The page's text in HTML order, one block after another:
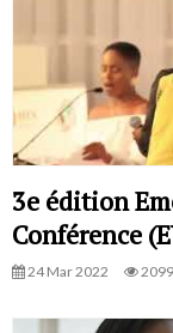
3e édition
Conférence
24 Mar 2022